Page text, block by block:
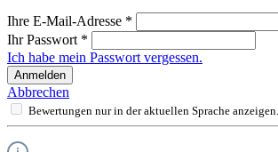
Ihre E-Mail-Adresse *
Ihr Passwort *
Ich habe mein Passwort vergessen.
Anmelden
Abbrechen
Bewertungen nur in der aktuellen Sprache anzeigen.